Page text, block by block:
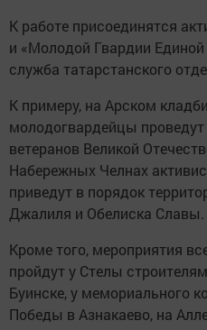
К работе присоединятся
и «Молодой Гвардии
служба татарстанского
К примеру, на Арском
молодогвардейцы проведут
ветеранов Великой
Набережных Челнах
приведут в порядок
Джалиля и Обелиска Славы.
Кроме того, мероприятия
пройдут у Стелы
Буинске, у мемориального
Победы в Азнакаево, на